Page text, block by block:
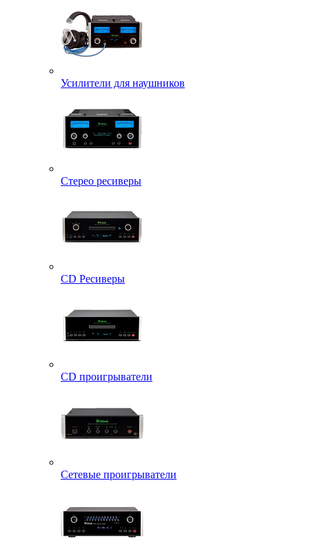
Усилители для наушников
Стерео ресиверы
CD Ресиверы
CD проигрыватели
Сетевые проигрыватели